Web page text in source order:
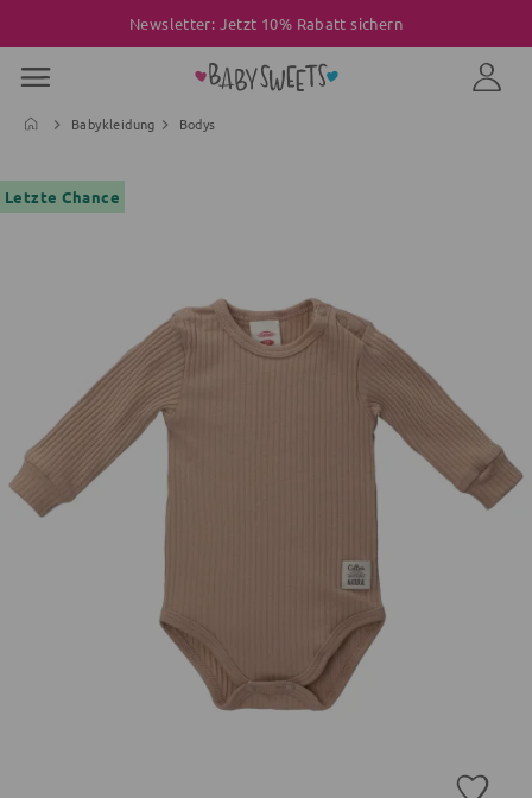
Newsletter: Jetzt 10% Rabatt sichern
Babykleidung Bodys
Letzte Chance